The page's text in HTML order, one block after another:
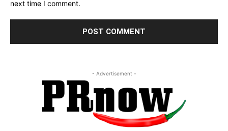
next time I comment.
- Advertisement -